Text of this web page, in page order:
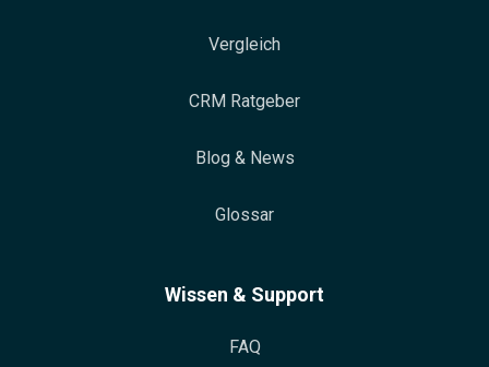
Vergleich
CRM Ratgeber
Blog & News
Glossar
Wissen & Support
FAQ